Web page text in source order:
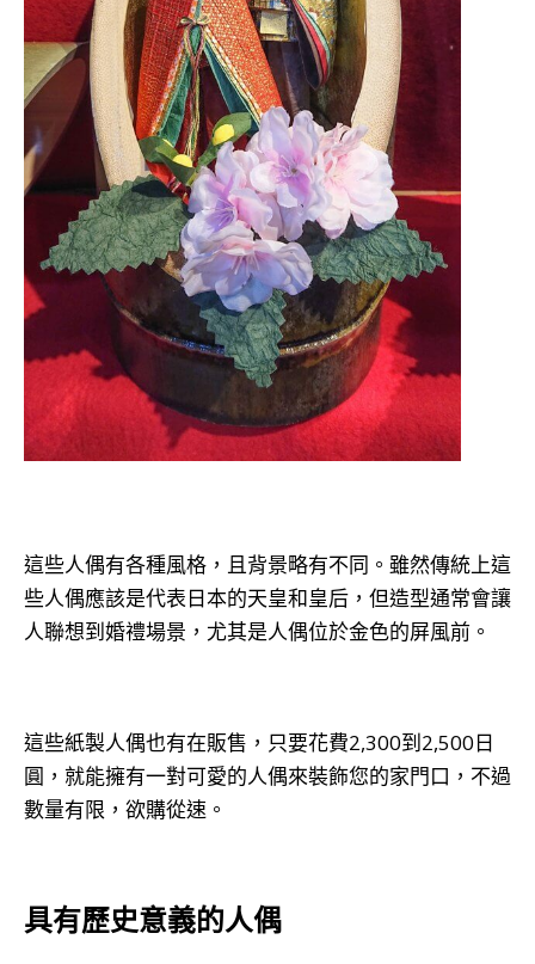
這些人偶有各種風格，且背景略有不同。雖然傳統上這
些人偶應該是代表日本的天皇和皇后，但造型通常會讓
人聯想到婚禮場景，尤其是人偶位於金色的屏風前。
這些紙製人偶也有在販售，只要花費2,300到2,500日
圓，就能擁有一對可愛的人偶來裝飾您的家門口，不過
數量有限，欲購從速。
具有歷史意義的人偶